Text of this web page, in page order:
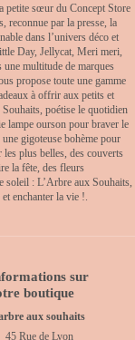
petite sœur du Concept Store
reconnue par la presse, la
dans l’univers déco et
Day, Jellycat, Meri meri,
multitude de marques
propose toute une gamme
à offrir aux petits et
poétise le quotidien
lampe ourson pour braver le
gigoteuse bohème pour
les plus belles, des couverts
la fête, des fleurs
soleil : L’Arbre aux Souhaits,
enchanter la vie !.
sur
boutique
aux souhaits
45 Rue de Lyon